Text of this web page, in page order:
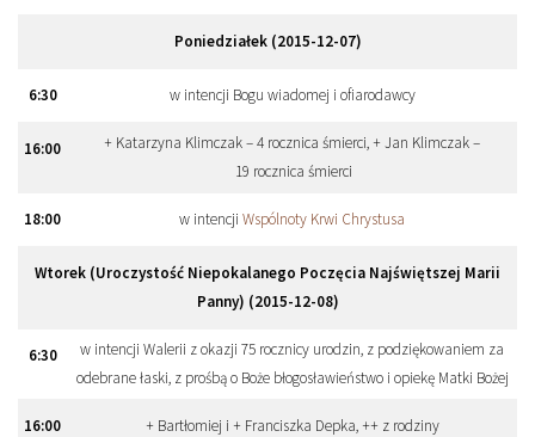
Poniedziałek (2015-12-07)
6:30 w intencji Bogu wiadomej i ofiarodawcy
16:00
+ Katarzyna Klimczak – 4 rocznica śmierci, + Jan Klimczak –
19 rocznica śmierci
18:00 w intencji Wspólnoty Krwi Chrystusa
Wtorek (Uroczystość Niepokalanego Poczęcia Najświętszej Marii
Panny) (2015-12-08)
6:30
w intencji Walerii z okazji 75 rocznicy urodzin, z podziękowaniem za
odebrane łaski, z prośbą o Boże błogosławieństwo i opiekę Matki Bożej
16:00 + Bartłomiej i + Franciszka Depka, ++ z rodziny